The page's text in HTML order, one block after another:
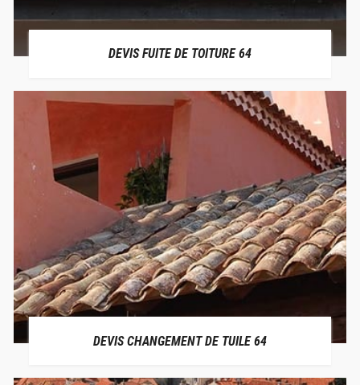
DEVIS FUITE DE TOITURE 64
DEVIS CHANGEMENT DE TUILE 64